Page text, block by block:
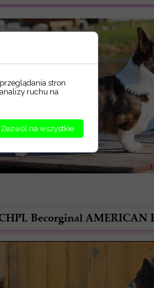
Becorginal AMERICAN
stron
ruchu na
Zezwól na wszystkie